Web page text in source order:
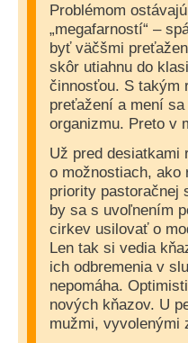
Problémom
„megafarností“ –
byť väčšmi
skôr utiahnu do
činnosťou. S takým
preťažení a mení
organizmu. Preto v
Už pred desiatkami
o možnostiach, ako
priority pastoračnej
by sa s uvoľnením
cirkev usilovať o
Len tak si vedia
ich odbremenia v
nepomáha.
nových kňazov. U
mužmi, vyvolenými